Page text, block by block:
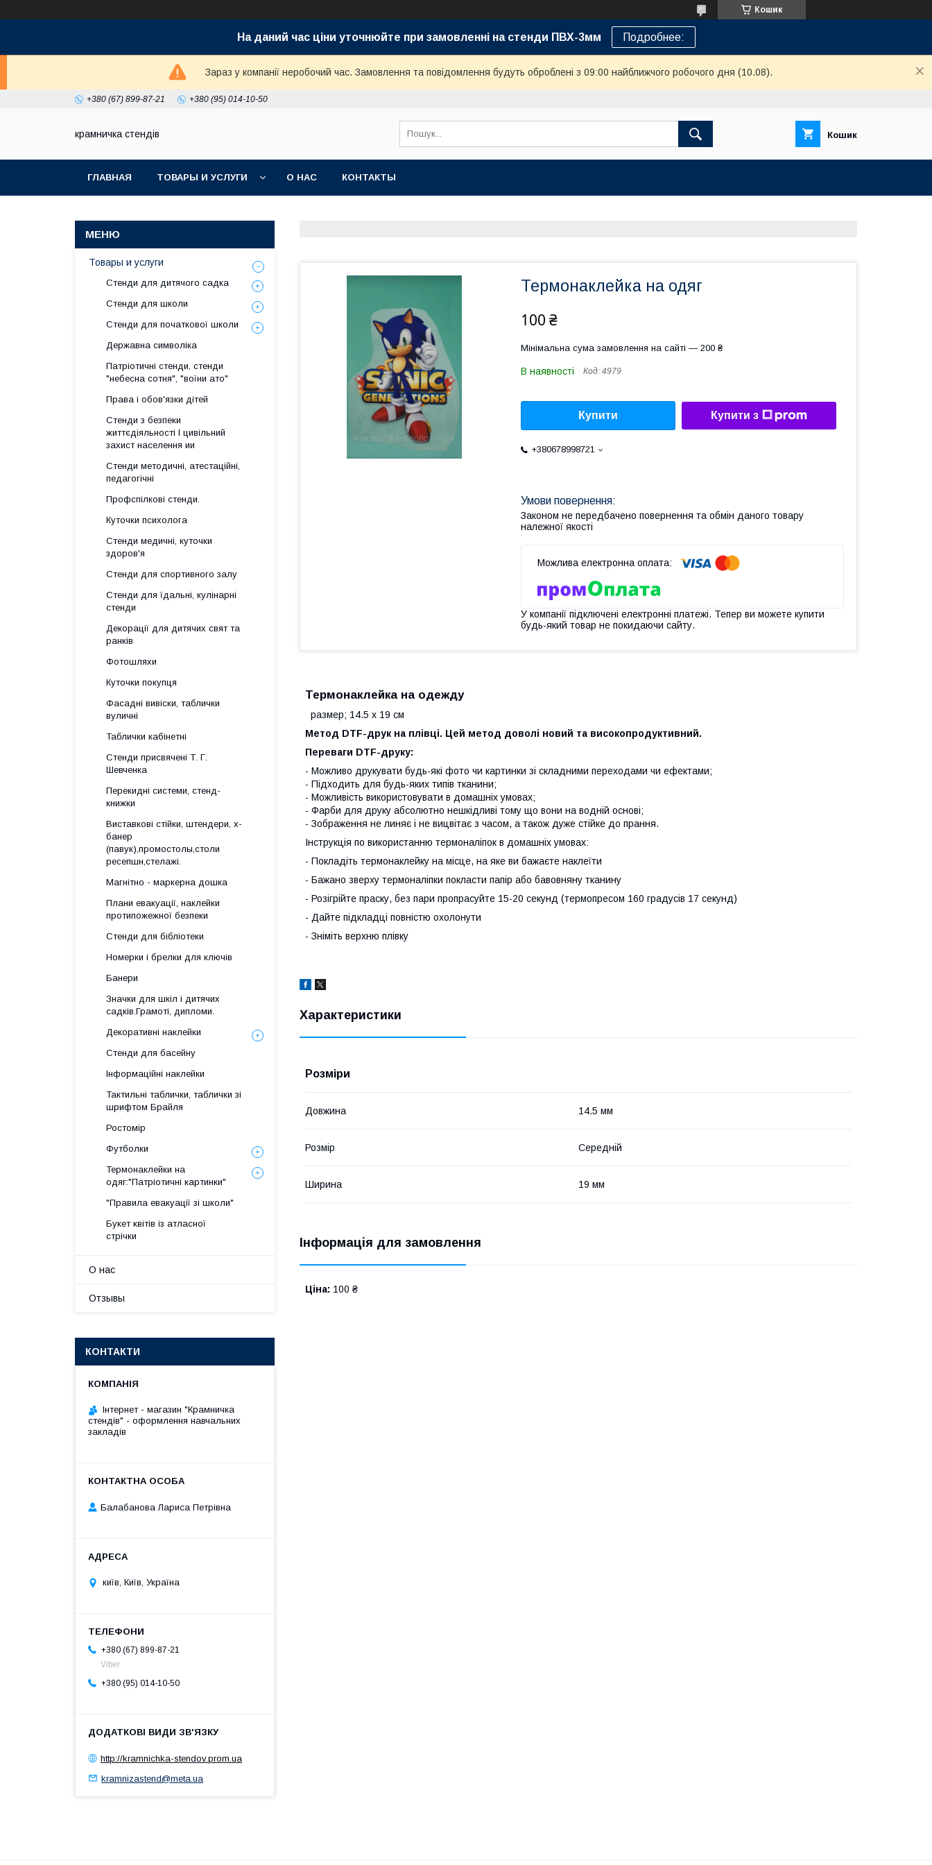
Кошик
На даний час ціни уточнюйте при замовленні на стенди ПВХ-3мм Подробнее:
Зараз у компанії неробочий час. Замовлення та повідомлення будуть оброблені з 09:00 найближчого робочого дня (10.08).
+380 (67) 899-87-21 +380 (95) 014-10-50
крамничка стендів Кошик
ГЛАВНАЯ ТОВАРЫ И УСЛУГИ О НАС КОНТАКТЫ
Термонаклейка на одяг
100 ₴
Мінімальна сума замовлення на сайті — 200 ₴
В наявності Код: 4979
Купити Купити з
+380678998721
Законом не передбачено повернення та обмін даного товару
належної якості
У компанії підключені електронні платежі. Тепер ви можете купити
будь-який товар не покидаючи сайту.
Термонаклейка на одежду
размер; 14.5 х 19 см
Метод DTF-друк на плівці. Цей метод доволі новий та високопродуктивний.
Переваги DTF-друку:
- Можливо друкувати будь-які фото чи картинки зі складними переходами чи ефектами;
- Підходить для будь-яких типів тканини;
- Можливість використовувати в домашніх умовах;
- Фарби для друку абсолютно нешкідливі тому що вони на водній основі;
- Зображення не линяє і не вицвітає з часом, а також дуже стійке до прання.
Інструкція по використанню термоналіпок в домашніх умовах:
- Покладіть термонаклейку на місце, на яке ви бажаєте наклеїти
- Бажано зверху термоналіпки покласти папір або бавовняну тканину
- Розігрійте праску, без пари пропрасуйте 15-20 секунд (термопресом 160 градусів 17 секунд)
- Дайте підкладці повністю охолонути
- Зніміть верхню плівку
Характеристики
Розміри
Довжина 14.5 мм
Розмір Середній
Ширина 19 мм
Інформація для замовлення
Ціна: 100 ₴
Товары и услуги
Стенди для дитячого садка
Стенди для школи
Стенди для початкової школи
Державна символіка
Патріотичні стенди, стенди
"небесна сотня", "воїни ато"
Права і обов'язки дітей
Стенди з безпеки
життєдіяльності І цивільний
захист населення ии
Стенди методичні, атестаційні,
педагогічні
Профспілкові стенди.
Куточки психолога
Стенди медичні, куточки
здоров'я
Стенди для спортивного залу
Стенди для їдальні, кулінарні
стенди
Декорації для дитячих свят та
ранків
Фотошляхи
Куточки покупця
Фасадні вивіски, таблички
вуличні
Таблички кабінетні
Стенди присвячені Т. Г.
Шевченка
Перекидні системи, стенд-
книжки
Виставкові стійки, штендери, х-
банер
(павук),промостолы,столи
ресепшн,стелажі.
Магнітно - маркерна дошка
Плани евакуації, наклейки
протипожежної безпеки
Стенди для бібліотеки
Номерки і брелки для ключів
Банери
Значки для шкіл і дитячих
садків.Грамоті, дипломи.
Декоративні наклейки
Стенди для басейну
Інформаційні наклейки
Тактильні таблички, таблички зі
шрифтом Брайля
Ростомір
Футболки
Термонаклейки на
одяг:"Патріотичні картинки"
"Правила евакуації зі школи"
Букет квітів із атласної
стрічки
О нас
Отзывы
КОНТАКТИ
Інтернет - магазин "Крамничка
стендів" - оформлення навчальних
закладів
Балабанова Лариса Петрівна
київ, Київ, Україна
+380 (67) 899-87-21
Viber
+380 (95) 014-10-50
http://kramnichka-stendov.prom.ua
kramnizastend@meta.ua